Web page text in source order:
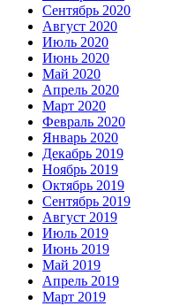
Сентябрь 2020
Август 2020
Июль 2020
Июнь 2020
Май 2020
Апрель 2020
Март 2020
Февраль 2020
Январь 2020
Декабрь 2019
Ноябрь 2019
Октябрь 2019
Сентябрь 2019
Август 2019
Июль 2019
Июнь 2019
Май 2019
Апрель 2019
Март 2019